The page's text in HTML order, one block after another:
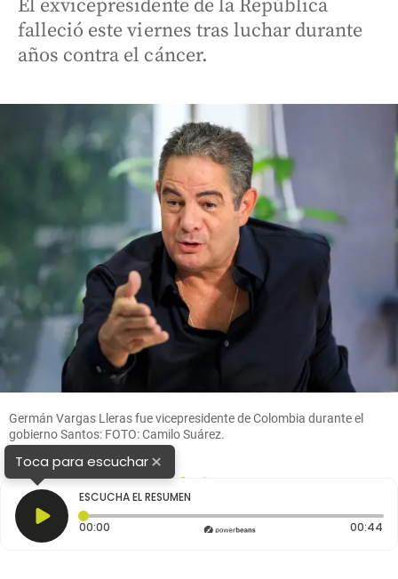
El exvicepresidente de la República
falleció este viernes tras luchar durante
años contra el cáncer.
Germán Vargas Lleras fue vicepresidente de Colombia durante el
gobierno Santos: FOTO: Camilo Suárez.
Toca para escuchar×
ESCUCHA EL RESUMEN
00:00 Tiempo transcurrido: 0 segundos 00:44